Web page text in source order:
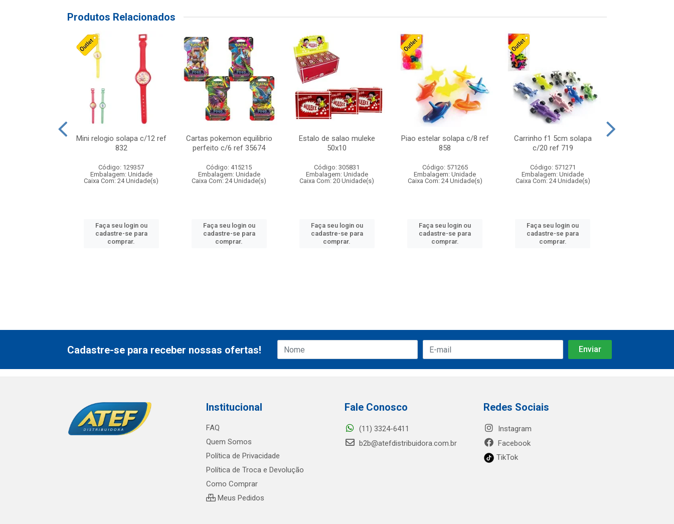
Produtos Relacionados
Mini relogio solapa c/12 ref
832
Código: 129357
Embalagem: Unidade
Caixa Com: 24 Unidade(s)
Faça seu login ou
cadastre-se para
comprar.
Cartas pokemon equilibrio
perfeito c/6 ref 35674
Código: 415215
Embalagem: Unidade
Caixa Com: 24 Unidade(s)
Faça seu login ou
cadastre-se para
comprar.
Estalo de salao muleke
50x10
Código: 305831
Embalagem: Unidade
Caixa Com: 20 Unidade(s)
Faça seu login ou
cadastre-se para
comprar.
Piao estelar solapa c/8 ref
858
Código: 571265
Embalagem: Unidade
Caixa Com: 24 Unidade(s)
Faça seu login ou
cadastre-se para
comprar.
Carrinho f1 5cm solapa
c/20 ref 719
Código: 571271
Embalagem: Unidade
Caixa Com: 24 Unidade(s)
Faça seu login ou
cadastre-se para
comprar.
Cadastre-se para receber nossas ofertas!
Institucional
FAQ
Quem Somos
Política de Privacidade
Política de Troca e Devolução
Como Comprar
Meus Pedidos
Fale Conosco
(11) 3324-6411
b2b@atefdistribuidora.com.br
Redes Sociais
Instagram
Facebook
TikTok